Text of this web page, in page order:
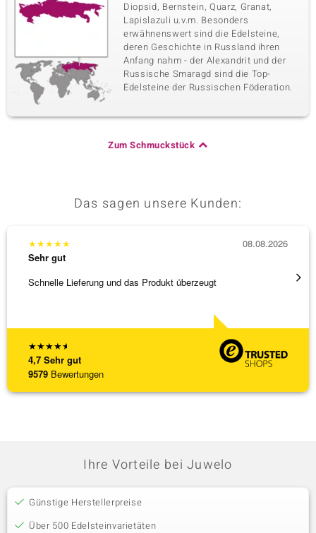
Diopsid, Bernstein, Quarz, Granat,
Lapislazuli u.v.m. Besonders
erwähnenswert sind die Edelsteine,
deren Geschichte in Russland ihren
Anfang nahm - der Alexandrit und der
Russische Smaragd sind die Top-
Edelsteine der Russischen Föderation.
Zum Schmuckstück
Das sagen unsere Kunden:
★★★★★
4,7 Sehr gut
9579 Bewertungen
★★★★★
Sehr gut
Schnelle Lieferung und das Produkt überzeugt
08.08.2026
Ihre Vorteile bei Juwelo
Günstige Herstellerpreise
Über 500 Edelsteinvarietäten